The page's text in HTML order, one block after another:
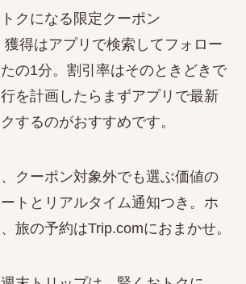
クになる限定クーポン
獲得はアプリで検索してフォロー
の1分。割引率はそのときどきで
を計画したらまずアプリで最新
するのがおすすめです。
クーポン対象外でも選ぶ価値の
トとリアルタイム通知つき。ホ
旅の予約はTrip.comにおまかせ。